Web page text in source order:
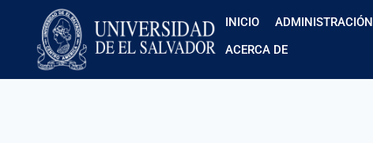
INICIO ADMINISTRACIÓN
ACERCA DE